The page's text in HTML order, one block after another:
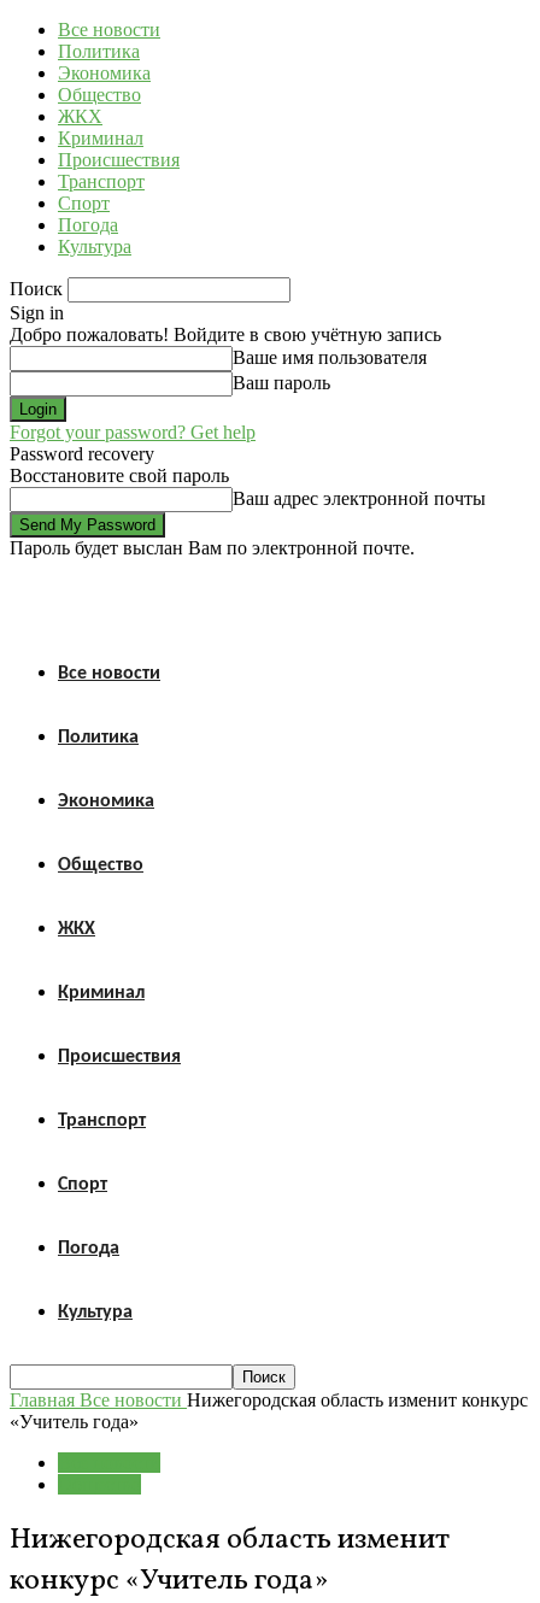
Все новости
Политика
Экономика
Общество
ЖКХ
Криминал
Происшествия
Транспорт
Спорт
Погода
Культура
Поиск
Sign in
Добро пожаловать! Войдите в свою учётную запись
Ваше имя пользователя
Ваш пароль
Forgot your password? Get help
Password recovery
Восстановите свой пароль
Ваш адрес электронной почты
Пароль будет выслан Вам по электронной почте.
Все новости
Политика
Экономика
Общество
ЖКХ
Криминал
Происшествия
Транспорт
Спорт
Погода
Культура
Главная Все новости Нижегородская область изменит конкурс
«Учитель года»
Нижегородская область изменит
конкурс «Учитель года»